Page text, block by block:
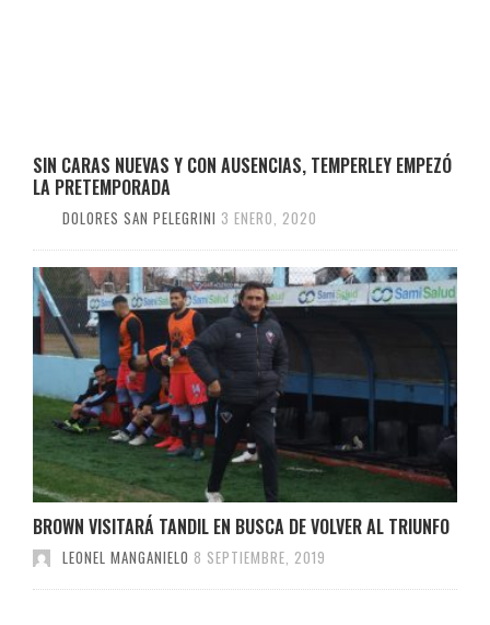
SIN CARAS NUEVAS Y CON AUSENCIAS, TEMPERLEY EMPEZÓ
LA PRETEMPORADA
DOLORES SAN PELEGRINI 3 ENERO, 2020
BROWN VISITARÁ TANDIL EN BUSCA DE VOLVER AL TRIUNFO
LEONEL MANGANIELO 8 SEPTIEMBRE, 2019